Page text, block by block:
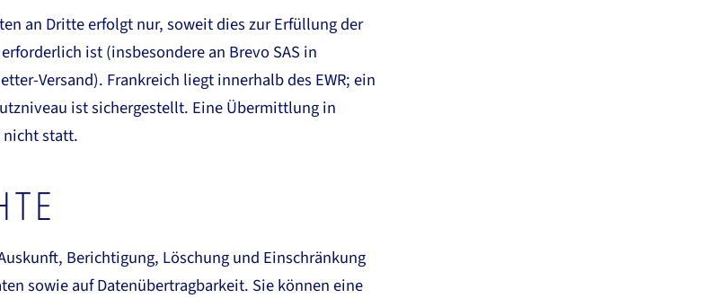
an Dritte erfolgt nur, soweit dies zur Erfüllung der
ist (insbesondere an Brevo SAS in
Versand). Frankreich liegt innerhalb des EWR; ein
ist sichergestellt. Eine Übermittlung in
statt.
Berichtigung, Löschung und Einschränkung
sowie auf Datenübertragbarkeit. Sie können eine